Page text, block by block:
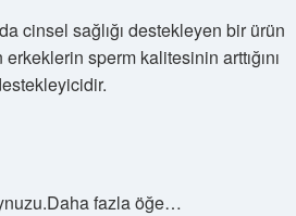
cinsel sağlığı destekleyen bir ürün
sperm kalitesinin arttığını
fazla öğe…